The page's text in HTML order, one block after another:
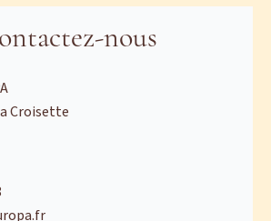
nous
Croisette